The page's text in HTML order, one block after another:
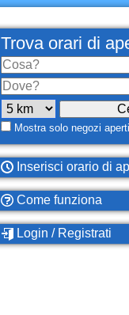
Trova orari di
Mostra solo negozi aperti
Inserisci orario di
Come funziona
Login / Registrati